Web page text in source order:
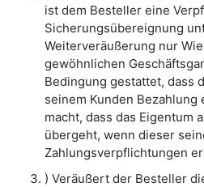
ist dem Besteller eine
Sicherungsübereignung
Weiterveräußerung nur
gewöhnlichen
Bedingung gestattet, dass
seinem Kunden
macht, dass das Eigentum
übergeht, wenn dieser
Zahlungsverpflichtungen
) Veräußert der Besteller